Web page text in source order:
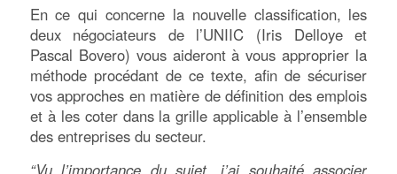
En ce qui concerne la nouvelle classification, les
deux négociateurs de l’UNIIC (Iris Delloye et
Pascal Bovero) vous aideront à vous approprier la
méthode procédant de ce texte, afin de sécuriser
vos approches en matière de définition des emplois
et à les coter dans la grille applicable à l’ensemble
des entreprises du secteur.
“Vu l’importance du sujet, j’ai souhaité associer